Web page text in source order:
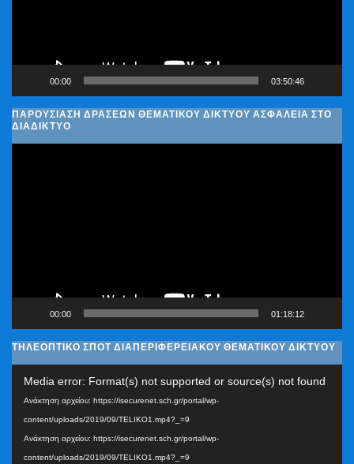
00:00 03:50:46
ΠΑΡΟΥΣΊΑΣΗ ΔΡΆΣΕΩΝ ΘΕΜΑΤΙΚΟΎ ΔΙΚΤΎΟΥ ΑΣΦΆΛΕΙΑ ΣΤΟ
ΔΙΑΔΊΚΤΥΟ
00:00 01:18:12
ΤΗΛΕΟΠΤΙΚΟ ΣΠΟΤ ΔΙΑΠΕΡΙΦΕΡΕΙΑΚΟΥ ΘΕΜΑΤΙΚΟΥ ΔΙΚΤΥΟΥ
Media error: Format(s) not supported or source(s) not found
Ανάκτηση αρχείου: https://isecurenet.sch.gr/portal/wp-
content/uploads/2019/09/TELIKO1.mp4?_=9
Ανάκτηση αρχείου: https://isecurenet.sch.gr/portal/wp-
content/uploads/2019/09/TELIKO1.mp4?_=9